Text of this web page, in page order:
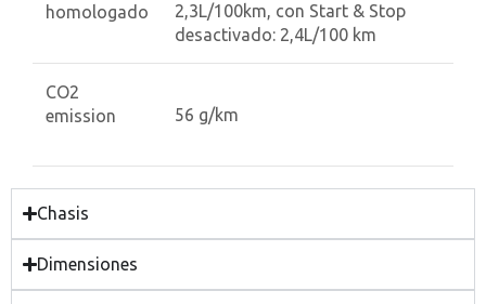
homologado
2,3L/100km, con Start & Stop
desactivado: 2,4L/100 km
CO2
emission
56 g/km
Chasis
Dimensiones